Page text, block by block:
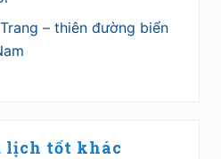
– thiên đường biển
lịch tốt khác